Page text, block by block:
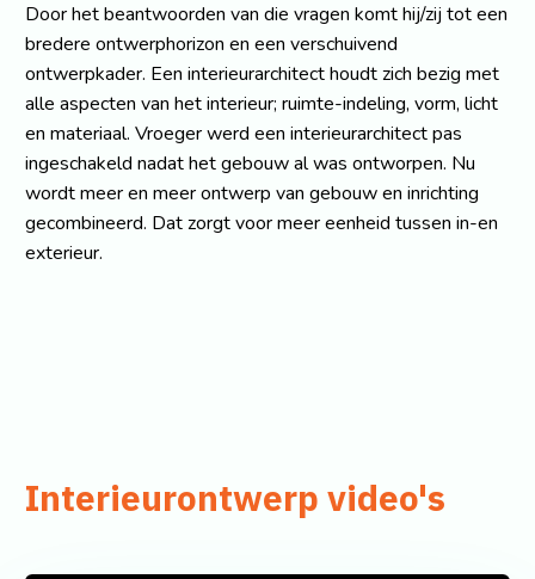
Door het beantwoorden van die vragen komt hij/zij tot een
bredere ontwerphorizon en een verschuivend
ontwerpkader. Een interieurarchitect houdt zich bezig met
alle aspecten van het interieur; ruimte-indeling, vorm, licht
en materiaal. Vroeger werd een interieurarchitect pas
ingeschakeld nadat het gebouw al was ontworpen. Nu
wordt meer en meer ontwerp van gebouw en inrichting
gecombineerd. Dat zorgt voor meer eenheid tussen in-en
exterieur.
Interieurontwerp video's